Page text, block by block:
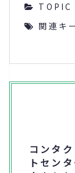
TOPIC
関連キ
コンタ
トセン